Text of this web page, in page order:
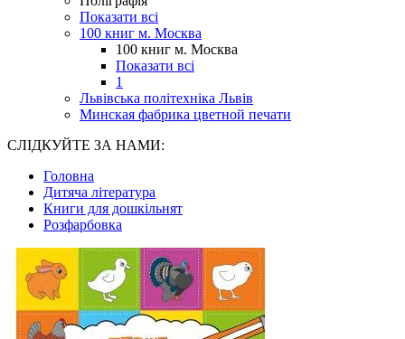
Показати всі
100 книг м. Москва
100 книг м. Москва
Показати всі
1
Львівська політехніка Львів
Минская фабрика цветной печати
СЛІДКУЙТЕ ЗА НАМИ:
Головна
Дитяча література
Книги для дошкільнят
Розфарбовка